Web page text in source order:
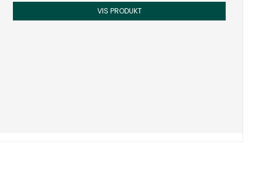
VIS PRODUKT